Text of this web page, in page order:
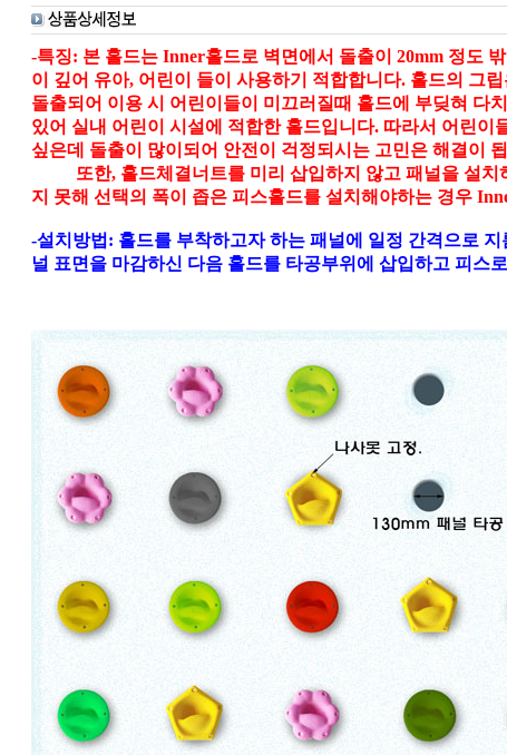
-특징: 본 홀드는 Inner홀드로 벽면에서 돌출이 20mm 정도
이 깊어 유아, 어린이 들이 사용하기 적합합니다. 홀드의 그
돌출되어 이용 시 어린이들이 미끄러질때 홀드에 부딪혀 다
있어 실내 어린이 시설에 적합한 홀드입니다. 따라서 어린이
싶은데 돌출이 많이되어 안전이 걱정되시는 고민은 해결이
또한, 홀드체결너트를 미리 삽입하지 않고 패널을 설치
지 못해 선택의 폭이 좁은 피스홀드를 설치해야하는 경우
-설치방법: 홀드를 부착하고자 하는 패널에 일정 간격으로 지
널 표면을 마감하신 다음 홀드를 타공부위에 삽입하고 피스